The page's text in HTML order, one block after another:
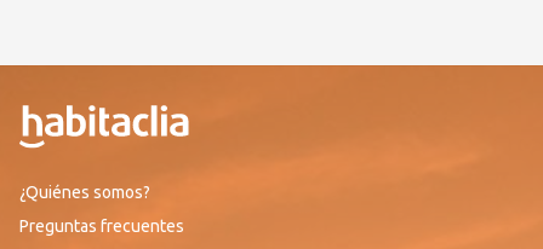
¿Quiénes somos?
Preguntas frecuentes